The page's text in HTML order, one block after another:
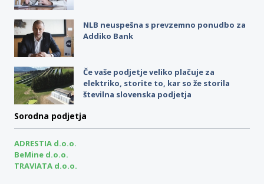
NLB neuspešna s prevzemno ponudbo za
Addiko Bank
Če vaše podjetje veliko plačuje za
elektriko, storite to, kar so že storila
številna slovenska podjetja
Sorodna podjetja
ADRESTIA d.o.o.
BeMine d.o.o.
TRAVIATA d.o.o.